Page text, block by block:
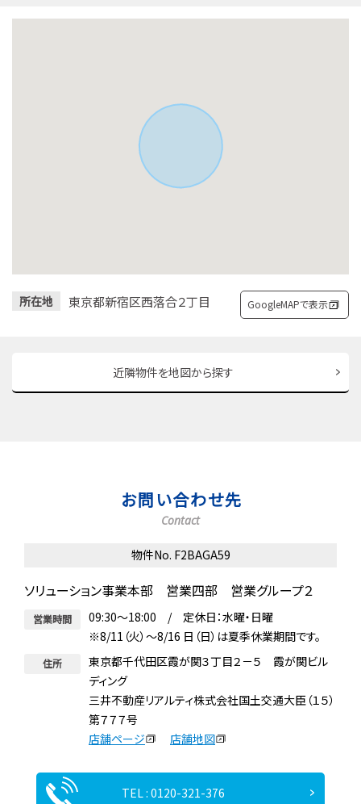
所在地 東京都新宿区西落合２丁目 GoogleMAPで表示
近隣物件を地図から探す
お問い合わせ先
Contact
物件No. F2BAGA59
ソリューション事業本部 営業四部 営業グループ２
営業時間
09:30～18:00 / 定休日：水曜・日曜
※8/11（火）～8/16 日（日）は夏季休業期間です。
住所
東京都千代田区霞が関３丁目２－５ 霞が関ビル
ディング
三井不動産リアルティ株式会社国土交通大臣（１５）
第７７７号
店舗ページ
店舗地図
TEL : 0120-321-376